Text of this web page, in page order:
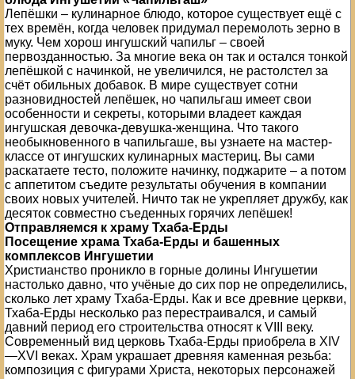
Лепёшки – кулинарное блюдо, которое существует ещё с
тех времён, когда человек придумал перемолоть зерно в
муку. Чем хорош ингушский чапильг – своей
первозданностью. За многие века он так и остался тонкой
лепёшкой с начинкой, не увеличился, не растолстел за
счёт обильных добавок. В мире существует сотни
разновидностей лепёшек, но чапильгаш имеет свои
особенности и секреты, которыми владеет каждая
ингушская девочка-девушка-женщина. Что такого
необыкновенного в чапильгаше, вы узнаете на мастер-
классе от ингушских кулинарных мастериц. Вы сами
раскатаете тесто, положите начинку, поджарите – а потом
с аппетитом съедите результаты обучения в компании
своих новых учителей. Ничто так не укрепляет дружбу, как
десяток совместно съеденных горячих лепёшек!
Отправляемся к храму Тхаба-Ерды
Посещение храма Тхаба-Ерды и башенных
комплексов Ингушетии
Христианство проникло в горные долины Ингушетии
настолько давно, что учёные до сих пор не определились,
сколько лет храму Тхаба-Ерды. Как и все древние церкви,
Тхаба-Ерды несколько раз перестраивался, и самый
давний период его строительства относят к VIII веку.
Современный вид церковь Тхаба-Ерды приобрела в XIV
—XVI веках. Храм украшает древняя каменная резьба:
композиция с фигурами Христа, некоторых персонажей